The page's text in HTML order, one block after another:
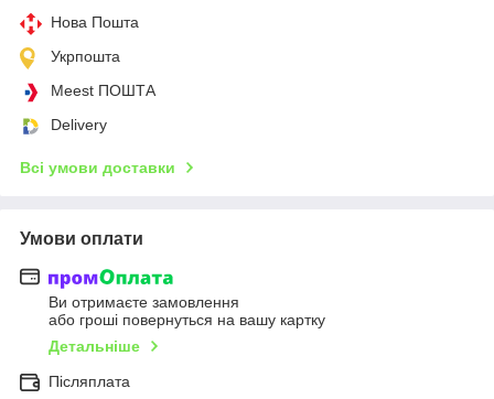
Нова Пошта
Укрпошта
Meest ПОШТА
Delivery
Всі умови доставки
Умови оплати
Ви отримаєте замовлення
або гроші повернуться на вашу картку
Детальніше
Післяплата